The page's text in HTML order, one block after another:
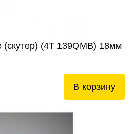
(скутер) (4T 139QMB) 18мм
В корзину